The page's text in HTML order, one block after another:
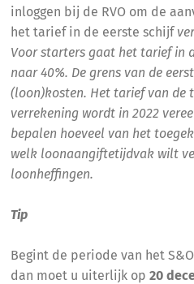
inloggen bij de RVO om de
het tarief in de eerste schijf
Voor starters gaat het tarief in
naar 40%. De grens van de
(loon)kosten. Het tarief van de
verrekening wordt in 2022
bepalen hoeveel van het
welk loonaangiftetijdvak wilt
loonheffingen.
Tip
Begint de periode van het
dan moet u uiterlijk op20